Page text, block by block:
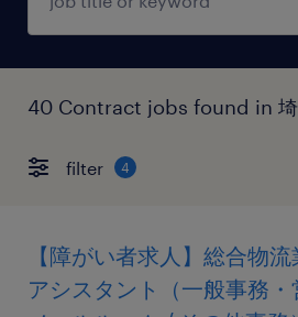
40 Contract jobs found in 埼
filter 4
【障がい者求人】総合物
アシスタント（一般事務・